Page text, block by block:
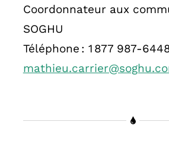
Coordonnateur aux
SOGHU
Téléphone : 1 877 987-